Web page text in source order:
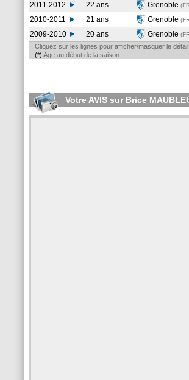
2011-2012
22 ans Grenoble
2010-2011
21 ans Grenoble
2009-2010
20 ans Grenoble
Cliquez sur les lignes pour afficher/masquer le
(*) Age au début de la saison
Votre AVIS sur Brice